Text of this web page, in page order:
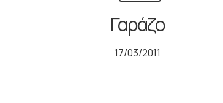
Γαράζο
17/03/2011